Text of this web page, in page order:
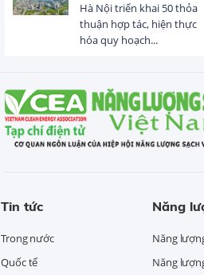
Hà Nội triển khai 50 thỏa
thuận hợp tác, hiện thực
hóa quy hoạch...
Tin tức
Trong nước
Quốc tế
Năng
Năng
Năng